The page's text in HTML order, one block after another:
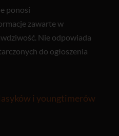
ponosi
zawarte w
Nie odpowiada
do ogłoszenia
i youngtimerów